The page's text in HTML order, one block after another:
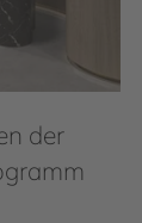
der